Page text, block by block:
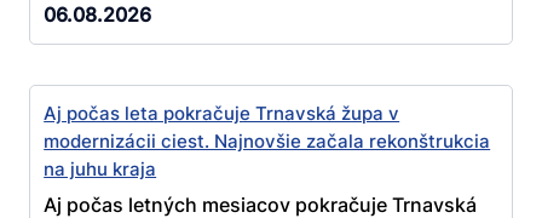
06.08.2026
Aj počas leta pokračuje Trnavská župa v
modernizácii ciest. Najnovšie začala rekonštrukcia
na juhu kraja
Aj počas letných mesiacov pokračuje Trnavská